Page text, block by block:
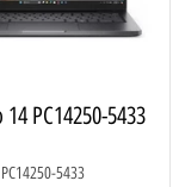
14 PC14250-5433
PC14250-5433